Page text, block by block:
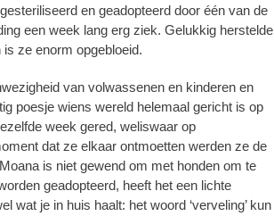
en geadopteerd door één van de
een week lang erg ziek. Gelukkig herstelde
ze enorm opgebloeid.
van volwassenen en kinderen en
poesje wiens wereld helemaal gericht is op
week gered, weliswaar op
dat ze elkaar ontmoetten werden ze de
is niet gewend om met honden om te
geadopteerd, heeft het een lichte
wat je in huis haalt: het woord ‘verveling’ kun